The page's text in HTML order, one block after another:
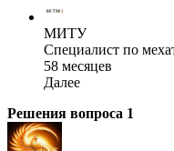
МИТУ
Специалист по
58 месяцев
Далее
Решения вопроса 1